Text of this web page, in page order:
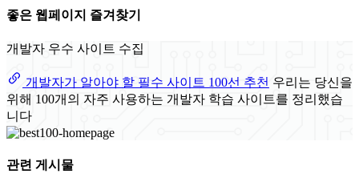
좋은 웹페이지 즐겨찾기
개발자 우수 사이트 수집
개발자가 알아야 할 필수 사이트 100선 추천 우리는 당신을
위해 100개의 자주 사용하는 개발자 학습 사이트를 정리했습
니다
관련 게시물